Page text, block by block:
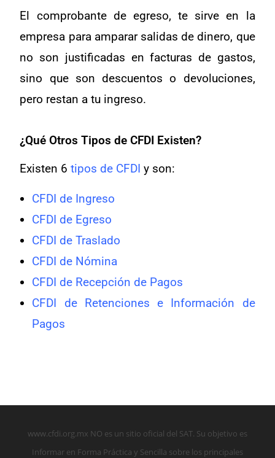
El comprobante de egreso, te sirve en la
empresa para amparar salidas de dinero, que
no son justificadas en facturas de gastos,
sino que son descuentos o devoluciones,
pero restan a tu ingreso.
¿Qué Otros Tipos de CFDI Existen?
Existen 6tipos de CFDI y son:
CFDI de Ingreso
CFDI de Egreso
CFDI de Traslado
CFDI de Nómina
CFDI de Recepción de Pagos
CFDI de Retenciones e Información de
Pagos
www.cfdi.org.mx NO es un sitio oficial del SAT. Su objetivo es
Informar en Forma Práctica y Sencilla sobre los principales